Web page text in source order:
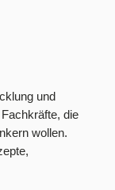
und
die
wollen.